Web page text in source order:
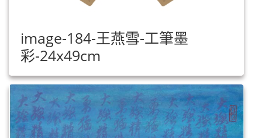
image-184-王燕雪-工筆墨
彩-24x49cm